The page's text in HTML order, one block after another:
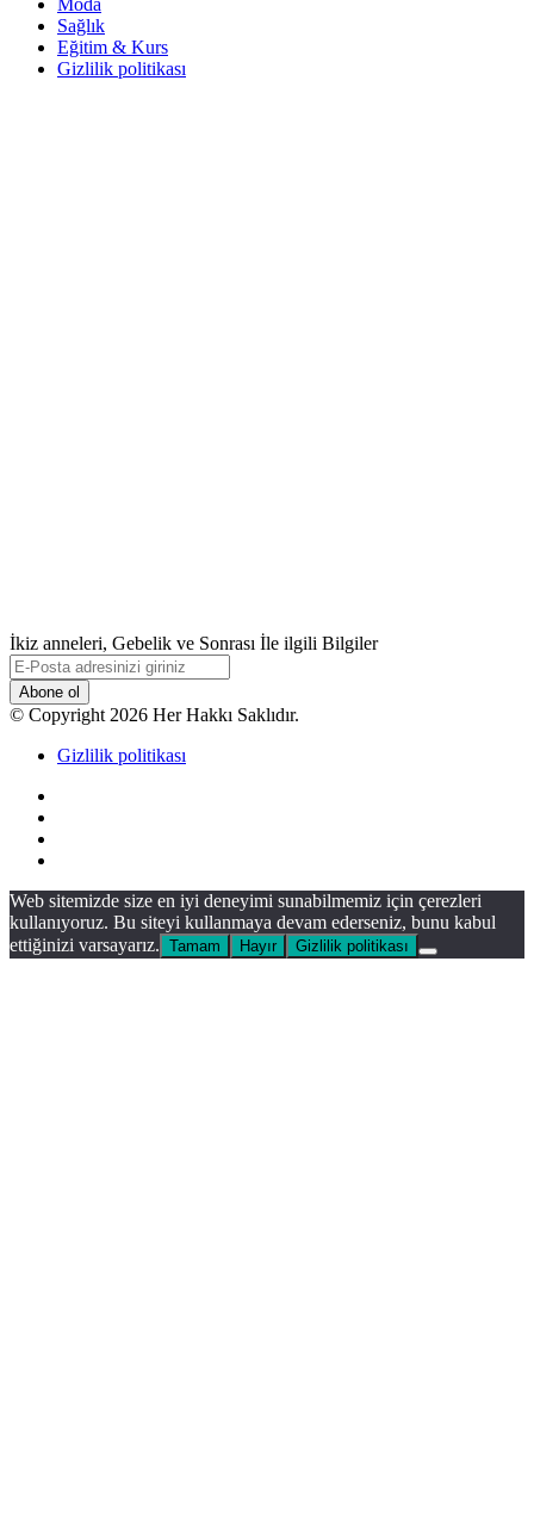
Sağlık
Eğitim & Kurs
Gizlilik politikası
İkiz anneleri, Gebelik ve Sonrası İle ilgili Bilgiler
E-
Posta
adresinizi
giriniz
© Copyright 2026 Her Hakkı Saklıdır.
Gizlilik politikası
Facebook
X
WhatsApp
Telegram
Viber
Başa
dön
tuşu
Web sitemizde size en iyi deneyimi sunabilmemiz için çerezleri
kullanıyoruz. Bu siteyi kullanmaya devam ederseniz, bunu kabul
ettiğinizi varsayarız. Tamam Hayır Gizlilik politikası